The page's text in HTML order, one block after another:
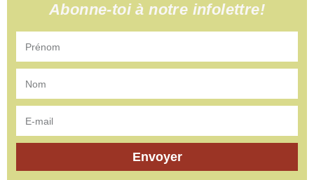
Abonne-toi à notre infolettre!
Envoyer